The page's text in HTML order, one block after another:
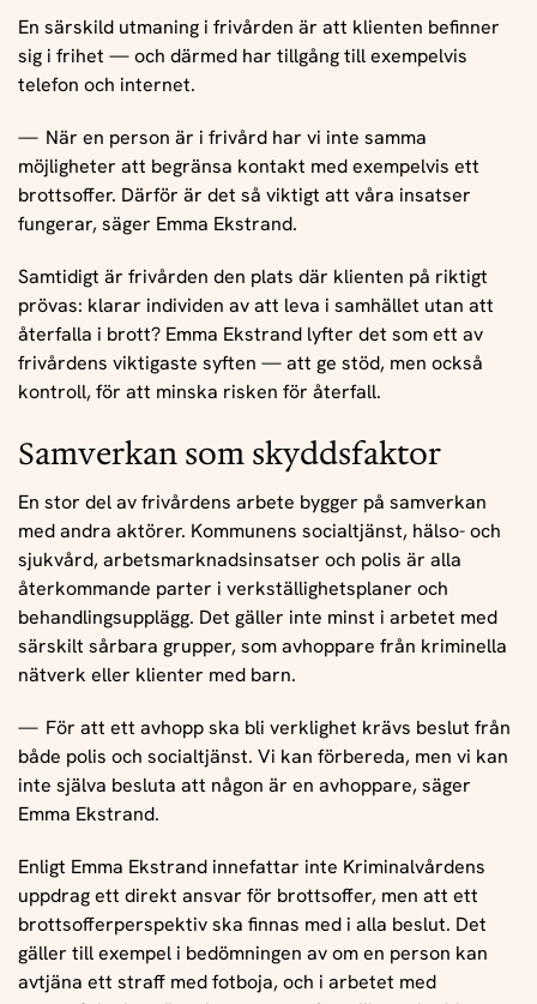
En särskild utmaning i frivården är att klienten befinner
sig i frihet — och därmed har tillgång till exempelvis
telefon och internet.
När en person är i frivård har vi inte samma
möjligheter att begränsa kontakt med exempelvis ett
brottsoffer. Därför är det så viktigt att våra insatser
fungerar, säger Emma Ekstrand.
Samtidigt är frivården den plats där klienten på riktigt
prövas: klarar individen av att leva i samhället utan att
återfalla i brott? Emma Ekstrand lyfter det som ett av
frivårdens viktigaste syften — att ge stöd, men också
kontroll, för att minska risken för återfall.
Samverkan som skyddsfaktor
En stor del av frivårdens arbete bygger på samverkan
med andra aktörer. Kommunens socialtjänst, hälso- och
sjukvård, arbetsmarknadsinsatser och polis är alla
återkommande parter i verkställighetsplaner och
behandlingsupplägg. Det gäller inte minst i arbetet med
särskilt sårbara grupper, som avhoppare från kriminella
nätverk eller klienter med barn.
För att ett avhopp ska bli verklighet krävs beslut från
både polis och socialtjänst. Vi kan förbereda, men vi kan
inte själva besluta att någon är en avhoppare, säger
Emma Ekstrand.
Enligt Emma Ekstrand innefattar inte Kriminalvårdens
uppdrag ett direkt ansvar för brottsoffer, men att ett
brottsofferperspektiv ska finnas med i alla beslut. Det
gäller till exempel i bedömningen av om en person kan
avtjäna ett straff med fotboja, och i arbetet med